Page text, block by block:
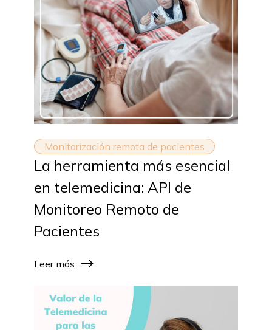
Monitorización remota de pacientes
La herramienta más esencial
en telemedicina: API de
Monitoreo Remoto de
Pacientes
Leer más